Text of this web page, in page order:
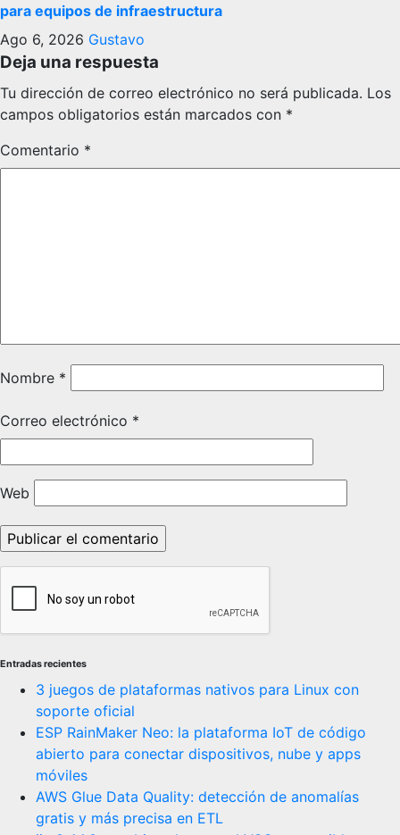
para equipos de infraestructura
Ago 6, 2026 Gustavo
Deja una respuesta
Tu dirección de correo electrónico no será publicada. Los
campos obligatorios están marcados con *
Comentario *
Nombre *
Correo electrónico *
Web
Entradas recientes
3 juegos de plataformas nativos para Linux con
soporte oficial
ESP RainMaker Neo: la plataforma IoT de código
abierto para conectar dispositivos, nube y apps
móviles
AWS Glue Data Quality: detección de anomalías
gratis y más precisa en ETL